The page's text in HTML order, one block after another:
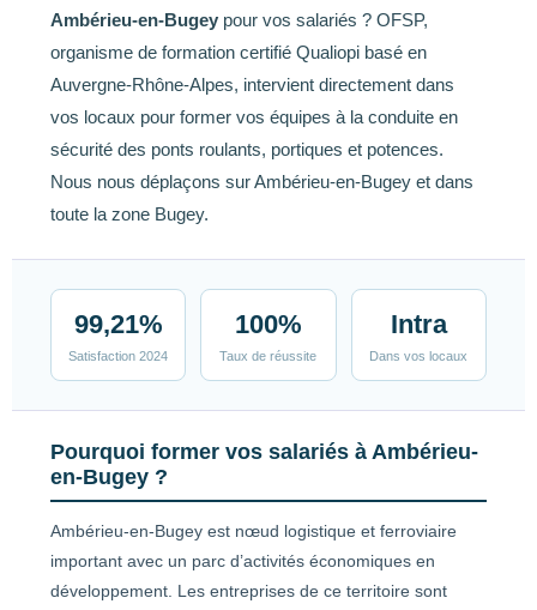
Ambérieu-en-Bugey pour vos salariés ? OFSP,
organisme de formation certifié Qualiopi basé en
Auvergne-Rhône-Alpes, intervient directement dans
vos locaux pour former vos équipes à la conduite en
sécurité des ponts roulants, portiques et potences.
Nous nous déplaçons sur Ambérieu-en-Bugey et dans
toute la zone Bugey.
99,21%
Satisfaction 2024
100%
Taux de réussite
Intra
Dans vos locaux
Pourquoi former vos salariés à Ambérieu-
en-Bugey ?
Ambérieu-en-Bugey est nœud logistique et ferroviaire
important avec un parc d’activités économiques en
développement. Les entreprises de ce territoire sont